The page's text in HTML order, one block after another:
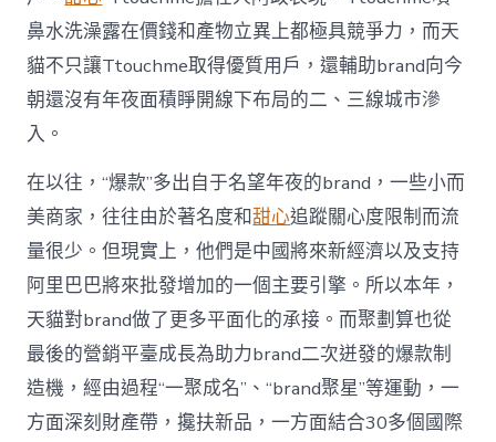
鼻水洗澡露在價錢和產物立異上都極具競爭力，而天
貓不只讓Ttouchme取得優質用戶，還輔助brand向今
朝還沒有年夜面積睜開線下布局的二、三線城市滲
入。
在以往，“爆款”多出自于名望年夜的brand，一些小而
美商家，往往由於著名度和甜心追蹤關心度限制而流
量很少。但現實上，他們是中國將來新經濟以及支持
阿里巴巴將來批發增加的一個主要引擎。所以本年，
天貓對brand做了更多平面化的承接。而聚劃算也從
最後的營銷平臺成長為助力brand二次迸發的爆款制
造機，經由過程“一聚成名”、“brand聚星”等運動，一
方面深刻財產帶，攙扶新品，一方面結合30多個國際